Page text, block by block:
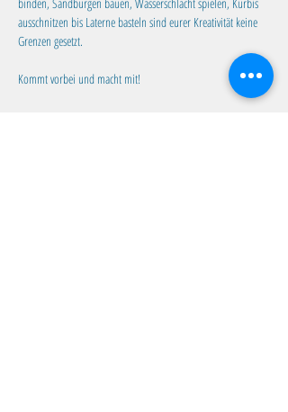
ausschnitzen bis Laterne basteln sind eurer Kreativität keine
Grenzen gesetzt.
Kommt vorbei und macht mit!